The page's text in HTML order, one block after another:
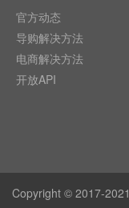
官方动态
导购解决方法
电商解决方法
开放API
Copyright © 2017-